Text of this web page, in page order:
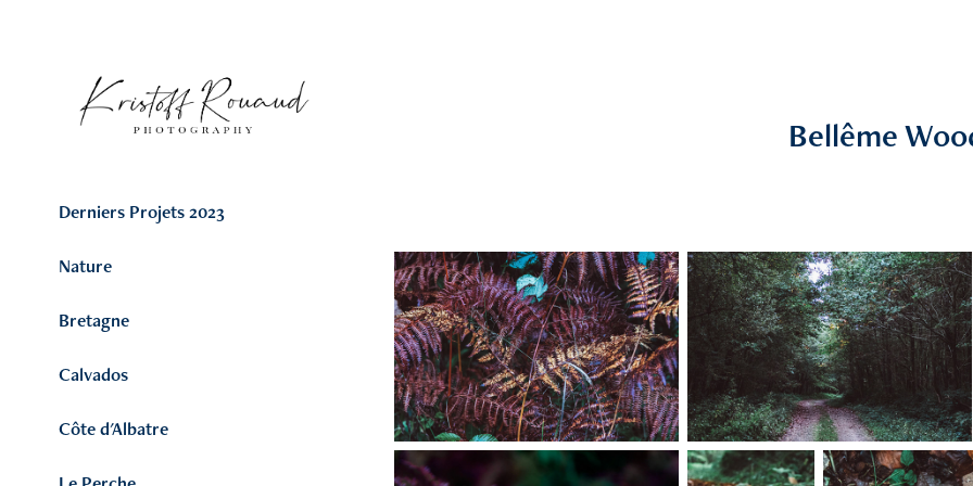
Derniers Projets 2023
Nature
Bretagne
Calvados
Côte d'Albatre
Bellême